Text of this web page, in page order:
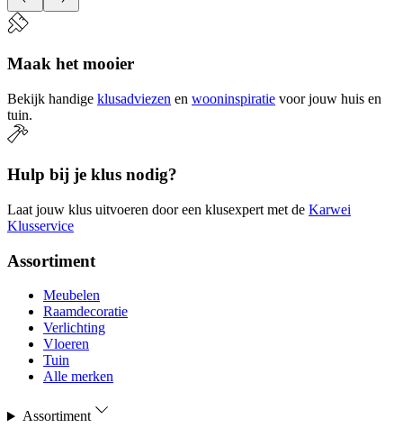
Maak het mooier
Bekijk handige klusadviezen en wooninspiratie voor jouw huis en
tuin.
Hulp bij je klus nodig?
Laat jouw klus uitvoeren door een klusexpert met de Karwei
Klusservice
Assortiment
Meubelen
Raamdecoratie
Verlichting
Vloeren
Tuin
Alle merken
Assortiment